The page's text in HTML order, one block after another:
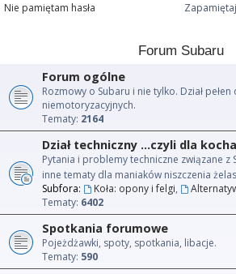
Nie pamiętam hasła
Forum Subaru
Forum ogólne
Rozmowy o Subaru i nie tylko. Dział
niemotoryzacyjnych.
Tematy: 2164
Dział techniczny ...czyli dla
Pytania i problemy techniczne związane z
inne tematy dla maniaków niszczenia
Subfora:
Koła: opony i felgi,
Tematy: 6402
Spotkania forumowe
Pojeżdżawki, spoty, spotkania, libacje.
Tematy: 590